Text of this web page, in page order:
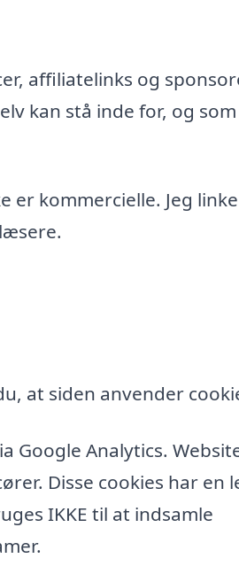
affiliatelinks og
kan stå inde for, og
er kommercielle. Jeg
at siden anvender
Google Analytics.
Disse cookies har en
IKKE til at indsamle